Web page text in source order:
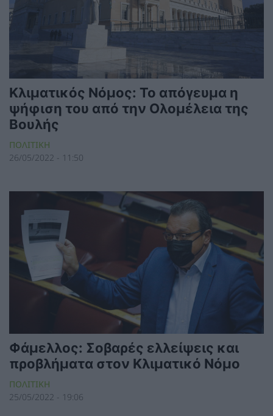
Κλιματικός Νόμος: Το απόγευμα η
ψήφιση του από την Ολομέλεια της
Βουλής
ΠΟΛΙΤΙΚΗ
26/05/2022 - 11:50
Φάμελλος: Σοβαρές ελλείψεις και
προβλήματα στον Κλιματικό Νόμο
ΠΟΛΙΤΙΚΗ
25/05/2022 - 19:06